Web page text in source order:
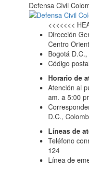
Defensa Civil
<<<<<<<
Dirección
Centro
Bogotá
Código
Horario de
Atención al
am. a 5:00
D.C.,
Líneas de
Teléfono
124
Línea de